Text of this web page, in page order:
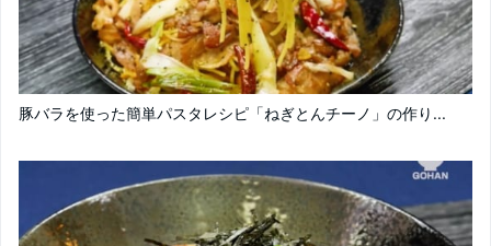
豚バラを使った簡単パスタレシピ「ねぎとんチーノ」の作り...